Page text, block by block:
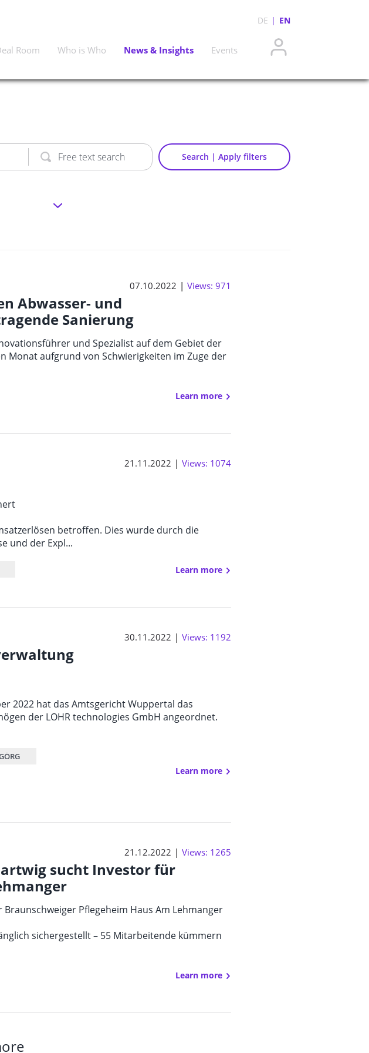
Room Who is Who News & Insights Events
DE EN
07.10.2022 Views: 971
Abwasser- und
Sanierung
und Spezialist auf dem Gebiet der
Monat aufgrund von Schwierigkeiten im Zuge der
Learn more
21.11.2022 Views: 1074
betroffen. Dies wurde durch die
und der Expl...
Learn more
30.11.2022 Views: 1192
2022 hat das Amtsgericht Wuppertal das
der LOHR technologies GmbH angeordnet.
Learn more
21.12.2022 Views: 1265
sucht Investor für
Pflegeheim Haus Am Lehmanger
sichergestellt – 55 Mitarbeitende kümmern
Learn more